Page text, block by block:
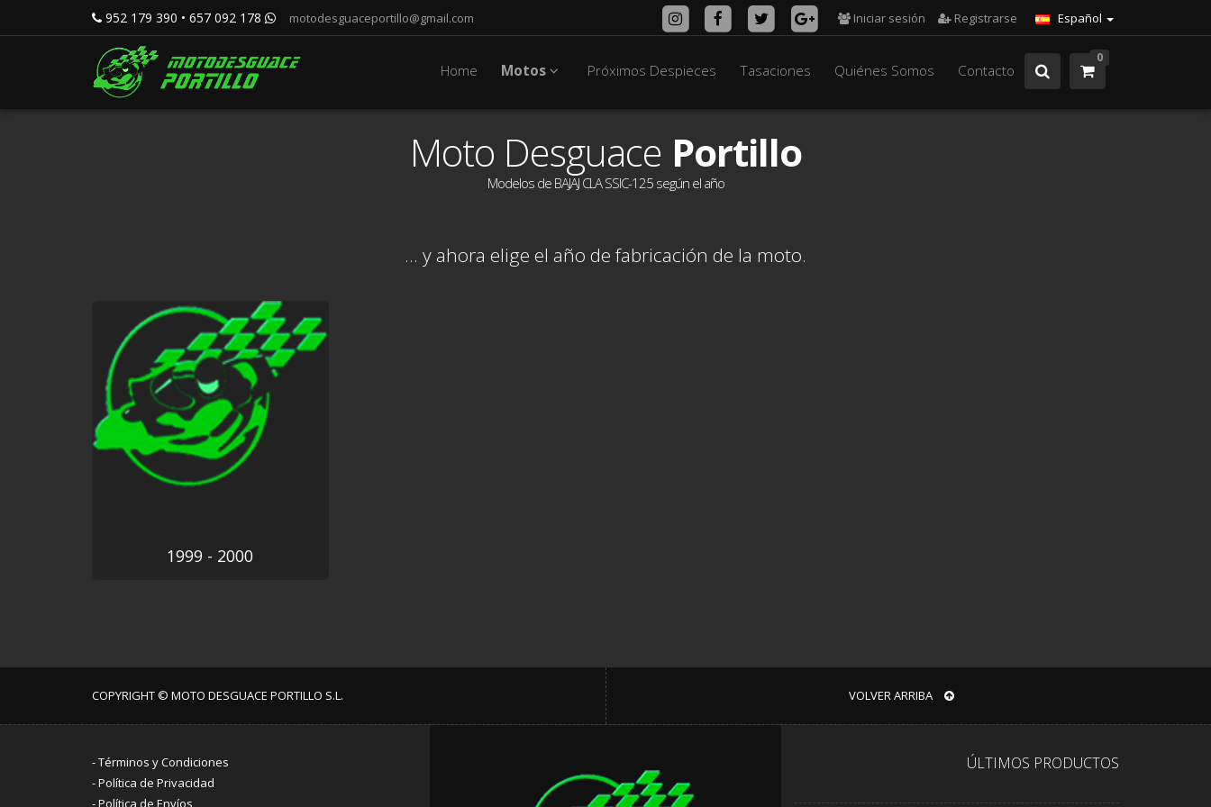
952 179 390 • 657 092 178 motodesguaceportillo@gmail.com Español
Iniciar sesión Registrarse
Home Motos Próximos Despieces Tasaciones Quiénes Somos Contacto
0
Moto Desguace Portillo
Modelos de BAJAJ CLA SSIC-125 según el año
... y ahora elige el año de fabricación de la moto.
1999 - 2000
COPYRIGHT © MOTO DESGUACE PORTILLO S.L. VOLVER ARRIBA
-Términos y Condiciones
-Política de Privacidad
-Política de Envíos
ÚLTIMOS PRODUCTOS